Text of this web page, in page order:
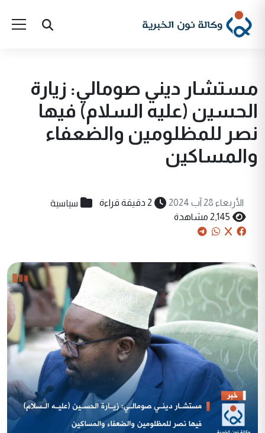
مستشار ديني صومالي: زيارة
الحسين (عليه السلام) فيها
نصر للمظلومين والضعفاء
والمساكين
الأربعاء 28 آب 2024 2 دقيقة قراءة سياسية
2,145 مشاهدة